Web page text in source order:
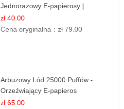
Jednorazowy E-papierosy |
Owocowa Mieszanka
zł 40.00
Cena oryginalna：zł 79.00
Arbuzowy Lód 25000 Puffów -
Orzeźwiający E-papieros
Jednorazowy
zł 65.00